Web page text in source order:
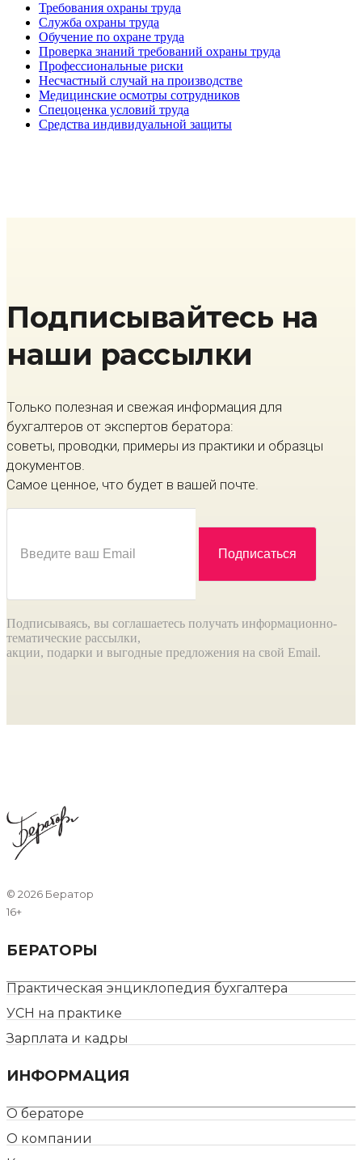
Требования охраны труда
Служба охраны труда
Обучение по охране труда
Проверка знаний требований охраны труда
Профессиональные риски
Несчастный случай на производстве
Медицинские осмотры сотрудников
Спецоценка условий труда
Средства индивидуальной защиты
Подписывайтесь на
наши рассылки
Только полезная и свежая информация для
бухгалтеров от экспертов бератора:
советы, проводки, примеры из практики и образцы
документов.
Самое ценное, что будет в вашей почте.
Подписываясь, вы соглашаетесь получать информационно-
тематические рассылки,
акции, подарки и выгодные предложения на свой Email.
© 2026 Бератор
16+
БЕРАТОРЫ
Практическая энциклопедия бухгалтера
УСН на практике
Зарплата и кадры
ИНФОРМАЦИЯ
О бераторе
О компании